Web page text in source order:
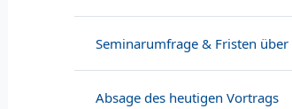
Seminarumfrage & Fristen über
Absage des heutigen Vortrags